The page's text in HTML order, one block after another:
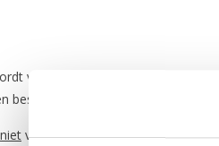
vaak gebruikt in combinatie
beschikt over 12 Volt. De accu
niet verzonden worden.